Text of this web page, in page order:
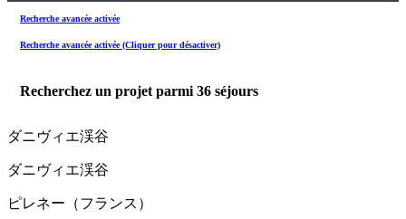
Recherche avancée activée
Recherche avancée activée (Cliquer pour désactiver)
Recherchez un projet parmi 36 séjours
ダニヴィエ渓谷
ダニヴィエ渓谷
ピレネー（フランス）